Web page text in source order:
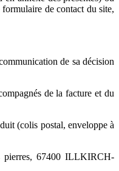
de contact du site,
de sa décision
de la facture et du
(colis postal, enveloppe à
pierres, 67400 ILLKIRCH-